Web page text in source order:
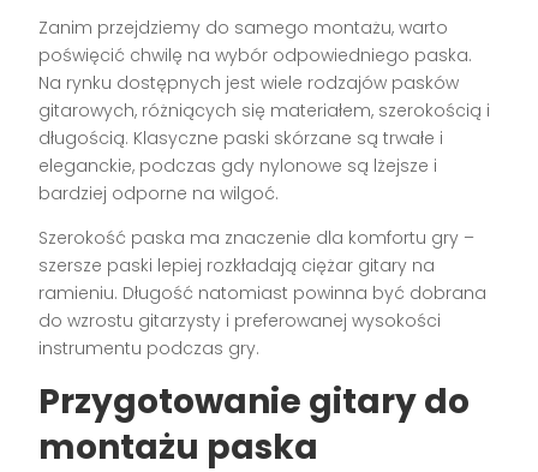
Zanim przejdziemy do samego montażu, warto
poświęcić chwilę na wybór odpowiedniego paska.
Na rynku dostępnych jest wiele rodzajów pasków
gitarowych, różniących się materiałem, szerokością i
długością. Klasyczne paski skórzane są trwałe i
eleganckie, podczas gdy nylonowe są lżejsze i
bardziej odporne na wilgoć.
Szerokość paska ma znaczenie dla komfortu gry –
szersze paski lepiej rozkładają ciężar gitary na
ramieniu. Długość natomiast powinna być dobrana
do wzrostu gitarzysty i preferowanej wysokości
instrumentu podczas gry.
Przygotowanie gitary do
montażu paska